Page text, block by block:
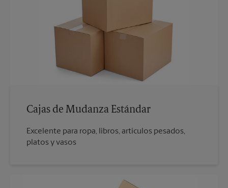
Cajas de Mudanza Estándar
Excelente para ropa, libros, artículos pesados,
platos y vasos